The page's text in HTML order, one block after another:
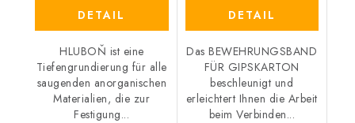
DETAIL
HLUBOŇ ist eine
Tiefengrundierung für alle
saugenden anorganischen
Materialien, die zur
Festigung...
DETAIL
Das BEWEHRUNGSBAND
FÜR GIPSKARTON
beschleunigt und
erleichtert Ihnen die Arbeit
beim Verbinden...